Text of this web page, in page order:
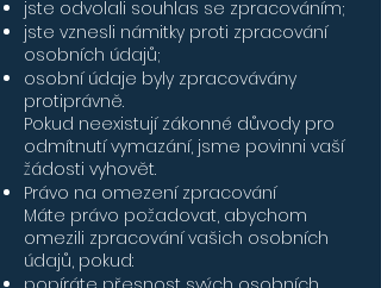
jste odvolali souhlas se zpracováním;
jste vznesli námitky proti zpracování
osobních údajů;
osobní údaje byly zpracovávány
protiprávně.
Pokud neexistují zákonné důvody pro
odmítnutí vymazání, jsme povinni vaší
žádosti vyhovět.
Právo na omezení zpracování
Máte právo požadovat, abychom
omezili zpracování vašich osobních
údajů, pokud: